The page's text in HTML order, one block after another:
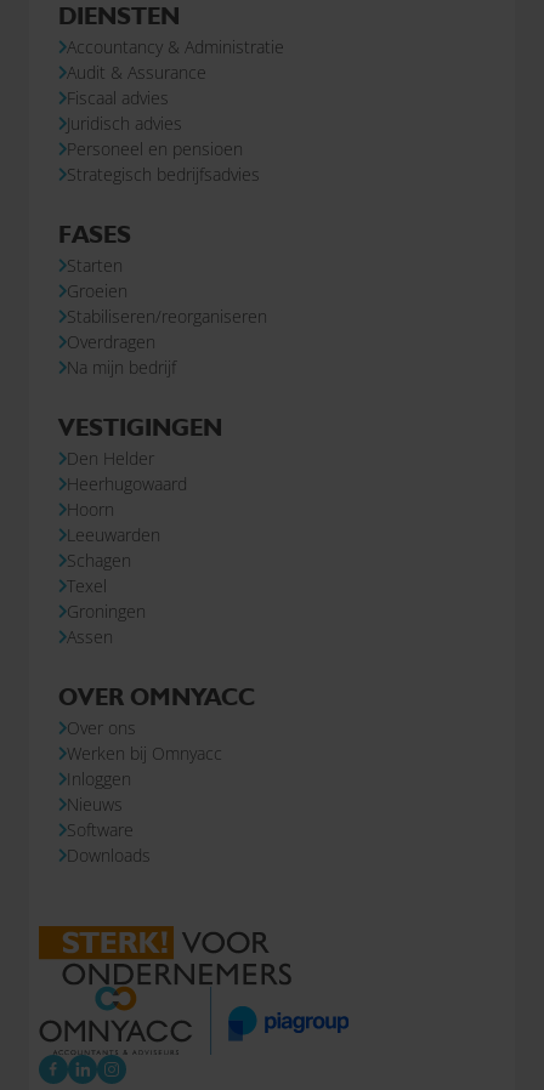
DIENSTEN
Accountancy & Administratie
Audit & Assurance
Fiscaal advies
Juridisch advies
Personeel en pensioen
Strategisch bedrijfsadvies
FASES
Starten
Groeien
Stabiliseren/reorganiseren
Overdragen
Na mijn bedrijf
VESTIGINGEN
Den Helder
Heerhugowaard
Hoorn
Leeuwarden
Schagen
Texel
Groningen
Assen
OVER OMNYACC
Over ons
Werken bij Omnyacc
Inloggen
Nieuws
Software
Downloads